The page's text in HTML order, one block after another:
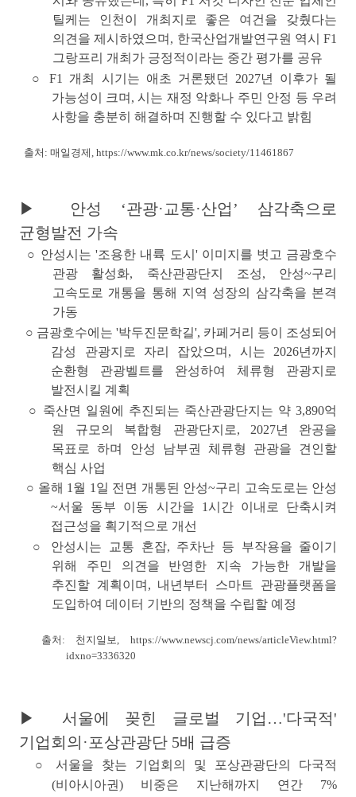
틸케는 인천이 개최지로 좋은 여건을 갖췄다는
의견을 제시하였으며, 한국산업개발연구원 역시 F1
그랑프리 개최가 긍정적이라는 중간 평가를 공유
○ F1 개최 시기는 애초 거론됐던 2027년 이후가 될
가능성이 크며 , 시는 재정 악화나 주민 안정 등 우려
사항을 충분히 해결하며 진행할 수 있다고 밝힘
출처: 매일경제, https://www.mk.co.kr/news/society/11461867
▶ 안성 ‘관광·교통·산업’ 삼각축으로
균형발전 가속
○ 안성시는 '조용한 내륙 도시' 이미지를 벗고 금광호수
관광 활성화, 죽산관광단지 조성, 안성~구리
고속도로 개통을 통해 지역 성장의 삼각축을 본격
가동
○ 금광호수에는 '박두진문학길', 카페거리 등이 조성되어
감성 관광지로 자리 잡았으며, 시는 2026년까지
순환형 관광벨트를 완성하여 체류형 관광지로
발전시킬 계획
○ 죽산면 일원에 추진되는 죽산관광단지는 약 3,890억
원 규모의 복합형 관광단지로, 2027년 완공을
목표로 하며 안성 남부권 체류형 관광을 견인 할
핵심 사업
○ 올해 1월 1일 전면 개통된 안성~구리 고속도로는 안성
~서울 동부 이동 시간을 1시간 이내로 단축시켜
접근성을 획기적으로 개선
○ 안성시는 교통 혼잡, 주차난 등 부작용을 줄이기
위해 주민 의견을 반영한 지속 가능한 개발을
추진할 계획이며, 내년부터 스마트 관광플랫폼을
도입하여 데이터 기반의 정책을 수립할 예정
출처: 천지일보,https://www.newscj.com/news/articleView.html?
idxno=3336320
▶ 서울에 꽂힌 글로벌 기업…'다국적'
기업회의·포상관광단 5배 급증
○ 서울을 찾는 기업회의 및 포상관광단의 다국적
(비아시아권) 비중은 지난해까지 연간 7%